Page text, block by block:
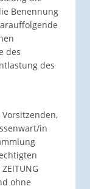
Benennung
des
des
in
ohne